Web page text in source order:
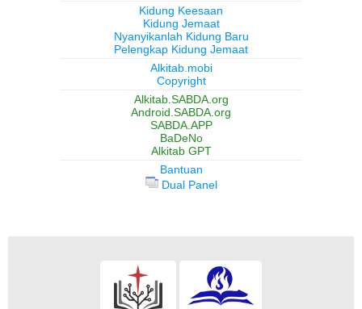
Kidung Keesaan
Kidung Jemaat
Nyanyikanlah Kidung Baru
Pelengkap Kidung Jemaat
Alkitab.mobi
Copyright
Alkitab.SABDA.org
Android.SABDA.org
SABDA.APP
BaDeNo
Alkitab GPT
Bantuan
Dual Panel